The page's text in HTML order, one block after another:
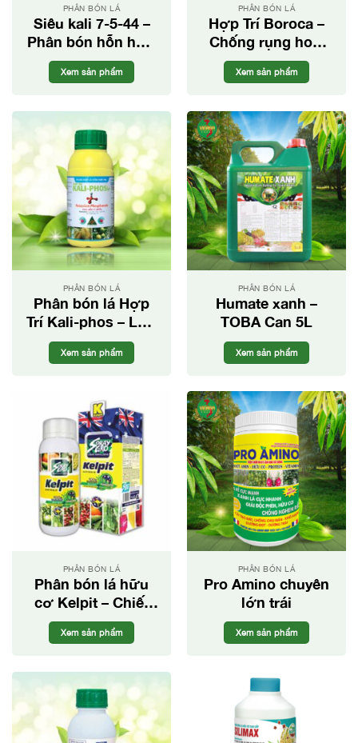
PHÂN BÓN LÁ
Siêu kali 7-5-44 –
Phân bón hỗn hợp
cao cấp
Xem sản phẩm
PHÂN BÓN LÁ
Hợp Trí Boroca –
Chống rụng hoa,
tăng đậu trái
Xem sản phẩm
PHÂN BÓN LÁ
Phân bón lá Hợp
Trí Kali-phos – Lưu
dẫn 2 chiều
Xem sản phẩm
PHÂN BÓN LÁ
Humate xanh –
TOBA Can 5L
Xem sản phẩm
PHÂN BÓN LÁ
Phân bón lá hữu
cơ Kelpit – Chiết
xuất từ rong và tảo
biển
Xem sản phẩm
PHÂN BÓN LÁ
Pro Amino chuyên
lớn trái
Xem sản phẩm